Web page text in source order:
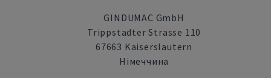
GINDUMAC GmbH
Trippstadter Strasse 110
67663 Kaiserslautern
Німеччина